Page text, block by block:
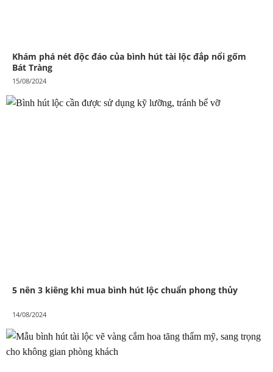
Khám phá nét độc đáo của bình hút tài lộc đắp nổi gốm
Bát Tràng
15/08/2024
5 nên 3 kiêng khi mua bình hút lộc chuẩn phong thủy
14/08/2024